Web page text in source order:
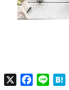
X Facebook
Line